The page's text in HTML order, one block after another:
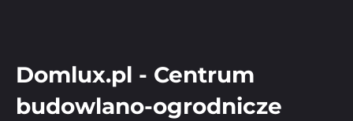
Domlux.pl - Centrum
budowlano-ogrodnicze